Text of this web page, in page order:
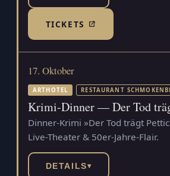
TICKETS(TICKETSHOP,
17. Oktober
ARTHOTEL RESTAURANT
Krimi-Dinner — Der Tod
Dinner-Krimi »Der Tod trägt
Live-Theater & 50er-Jahre-Flair.
DETAILS▾